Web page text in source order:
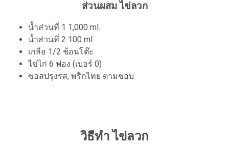
ส่วนผสม ไข่ลวก
น้ำส่วนที่ 1 1,000 ml.
น้ำส่วนที่ 2 100 ml.
เกลือ 1/2 ช้อนโต๊ะ
ไข่ไก่ 6 ฟอง (เบอร์ 0)
ซอสปรุงรส, พริกไทย ตามชอบ
วิธีทำ ไข่ลวก